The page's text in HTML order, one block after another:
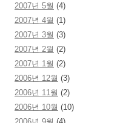
2007년 5월 (4)
2007년 4월 (1)
2007년 3월 (3)
2007년 2월 (2)
2007년 1월 (2)
2006년 12월 (3)
2006년 11월 (2)
2006년 10월 (10)